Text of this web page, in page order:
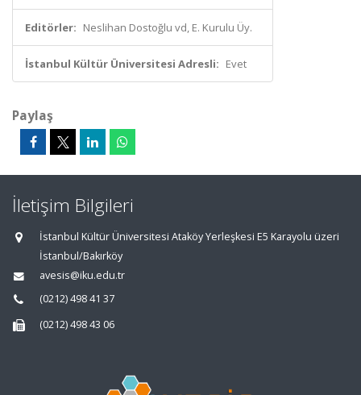
Editörler: Neslihan Dostoğlu vd, E. Kurulu Üy.
İstanbul Kültür Üniversitesi Adresli: Evet
Paylaş
İletişim Bilgileri
İstanbul Kültür Üniversitesi Ataköy Yerleşkesi E5 Karayolu üzeri
İstanbul/Bakırköy
avesis@iku.edu.tr
(0212) 498 41 37
(0212) 498 43 06